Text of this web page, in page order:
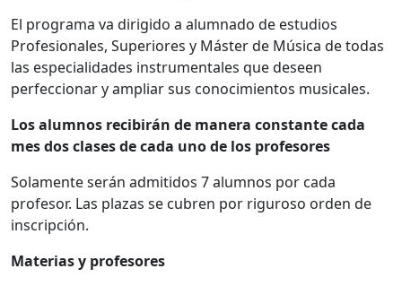
El programa va dirigido a alumnado de estudios
Profesionales, Superiores y Máster de Música de todas
las especialidades instrumentales que deseen
perfeccionar y ampliar sus conocimientos musicales.
Los alumnos recibirán de manera constante cada
mes dos clases de cada uno de los profesores
Solamente serán admitidos 7 alumnos por cada
profesor. Las plazas se cubren por riguroso orden de
inscripción.
Materias y profesores